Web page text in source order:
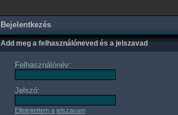
Bejelentkezés
Add meg a felhasználóneved és a jelszavad
Felhasználónév:
Jelszó:
Elfelejtettem a jelszavam